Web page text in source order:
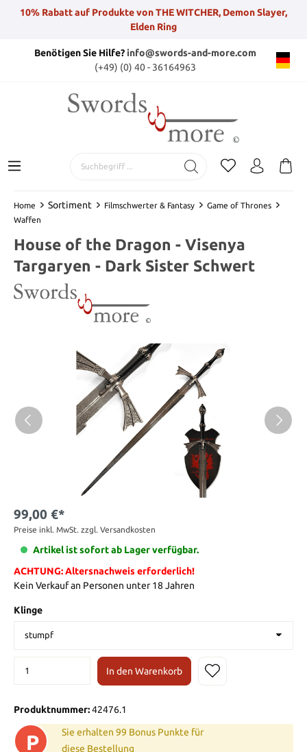
10% Rabatt auf Produkte von THE WITCHER, Demon Slayer,
Elden Ring
Benötigen Sie Hilfe?info@swords-and-more.com
(+49) (0) 40 - 36164963
Home Sortiment Filmschwerter & Fantasy
Game of Thrones
Waffen
House of the Dragon - Visenya
Targaryen - Dark Sister Schwert
99,00 €*
Preise inkl. MwSt. zzgl. Versandkosten
Artikel ist sofort ab Lager verfügbar.
ACHTUNG: Altersnachweis erforderlich!
Kein Verkauf an Personen unter 18 Jahren
Klinge
In den Warenkorb
Produktnummer:42476.1
P
Sie erhalten 99 Bonus Punkte für
diese Bestellung